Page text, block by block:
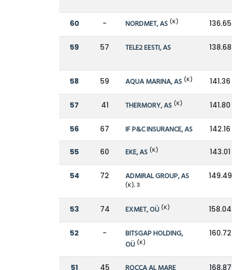
60 - NORDMET, AS (K) 136.65
59 57 TELE2 EESTI, AS 138.68
58 59 AQUA MARINA, AS (K) 141.36
57 41 THERMORY, AS (K) 141.80
56 67 IF P&C INSURANCE, AS 142.16
55 60 EKE, AS (K) 143.01
54 72 ADMIRAL GROUP, AS
(K), 3
149.49
53 74 EXMET, OÜ (K) 158.04
52 -
BITSGAP HOLDING,
OÜ (K)
160.72
51 45 168.87